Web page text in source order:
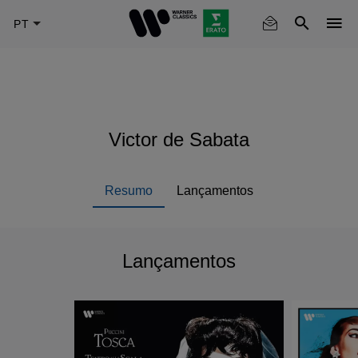
Victor de Sabata
Resumo Lançamentos
Lançamentos